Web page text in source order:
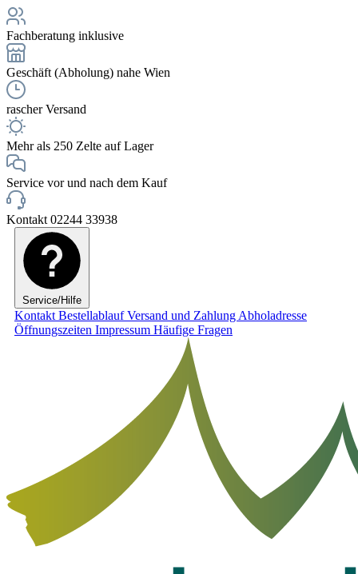
Fachberatung inklusive
Geschäft (Abholung) nahe Wien
rascher Versand
Mehr als 250 Zelte auf Lager
Service vor und nach dem Kauf
Kontakt 02244 33938
Service/Hilfe
Kontakt BestellablaufVersand und Zahlung Abholadresse
Öffnungszeiten Impressum Häufige Fragen